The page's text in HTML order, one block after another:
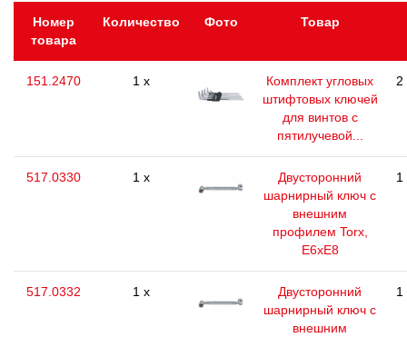
Номер
товара
Количество Фото Товар
151.2470 1 x
Комплект угловых
штифтовых ключей
для винтов с
пятилучевой...
2
517.0330 1 x
Двусторонний
шарнирный ключ с
внешним
профилем Torx,
E6xE8
1
517.0332 1 x
Двусторонний
шарнирный ключ с
внешним
1